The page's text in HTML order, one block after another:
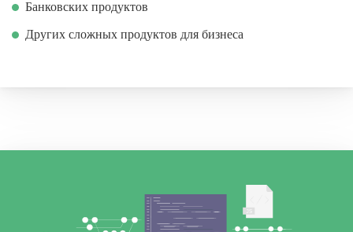
Банковских продуктов
Других сложных продуктов для бизнеса